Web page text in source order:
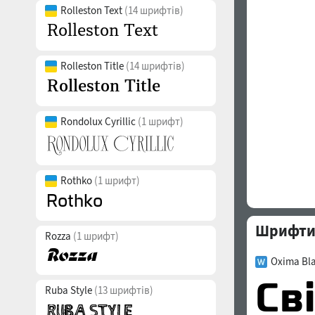
Rolleston Text (14 шрифтів)
Rolleston Title (14 шрифтів)
Rondolux Cyrillic (1 шрифт)
Rothko (1 шрифт)
Rozza (1 шрифт)
Ruba Style (13 шрифтів)
Шрифти
Oxima